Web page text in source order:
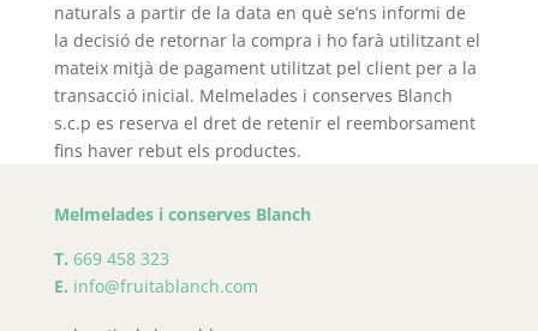
naturals a partir de la data en què se’ns informi de
la decisió de retornar la compra i ho farà utilitzant el
mateix mitjà de pagament utilitzat pel client per a la
transacció inicial. Melmelades i conserves Blanch
s.c.p es reserva el dret de retenir el reemborsament
fins haver rebut els productes.
Melmelades i conserves Blanch
T. 669 458 323
E. info@fruitablanch.com